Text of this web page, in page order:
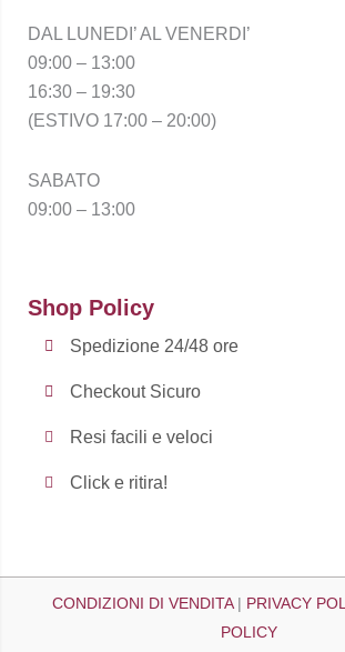
DAL LUNEDI’ AL VENERDI’
09:00 – 13:00
16:30 – 19:30
(ESTIVO 17:00 – 20:00)
SABATO
09:00 – 13:00
Shop Policy
Spedizione 24/48 ore
Checkout Sicuro
Resi facili e veloci
Click e ritira!
CONDIZIONI DI VENDITA| PRIVACY
POLICY